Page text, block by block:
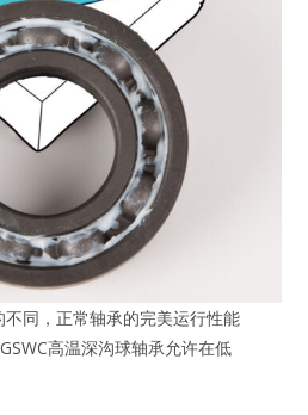
同，正常轴承的完美运行性能
高温深沟球轴承允许在低